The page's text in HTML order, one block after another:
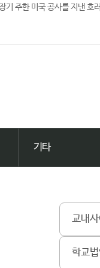
기 주한 미국 공사를 지낸 호
기타
교내
학교